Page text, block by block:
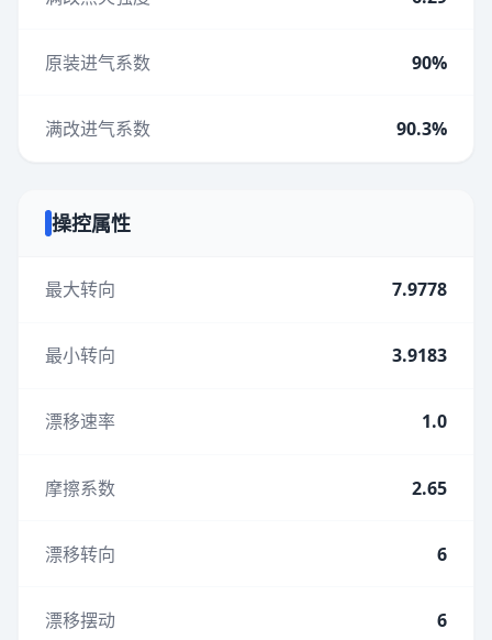
原装进气系数 90%
满改进气系数 90.3%
操控属性
最大转向 7.9778
最小转向 3.9183
漂移速率 1.0
摩擦系数 2.65
漂移转向 6
漂移摆动 6